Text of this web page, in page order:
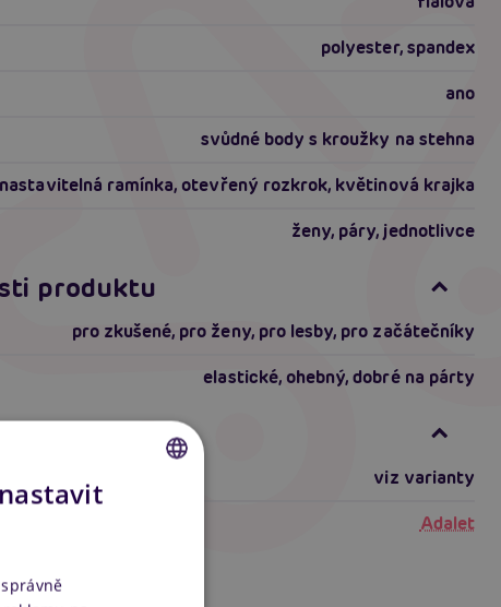
polyester, spandex
ano
svůdné body s kroužky na stehna
nastavitelná ramínka, otevřený rozkrok, květinová krajka
ženy, páry, jednotlivce
produktu
pro zkušené, pro ženy, pro lesby, pro začátečníky
elastické, ohebný,dobré na párty
viz varianty
Adalet